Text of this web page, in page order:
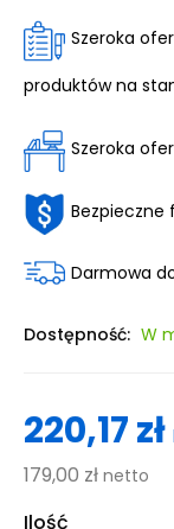
Szeroka
produktów na
Szeroka
Bezpieczne
Darmowa
Dostępność: W
220,17 zł
179,00 zł netto
Ilość